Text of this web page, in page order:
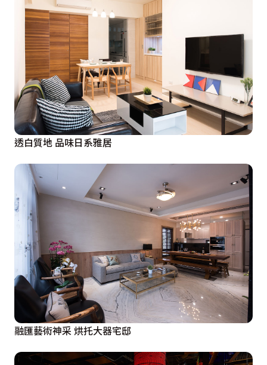
透白質地 品味日系雅居
融匯藝術神采 烘托大器宅邸